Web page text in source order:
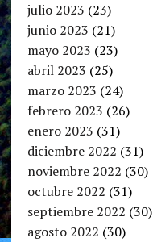
julio 2023 (23)
junio 2023 (21)
mayo 2023 (23)
abril 2023 (25)
marzo 2023 (24)
febrero 2023 (26)
enero 2023 (31)
diciembre 2022 (31)
noviembre 2022 (30)
octubre 2022 (31)
septiembre 2022 (30)
agosto 2022 (30)